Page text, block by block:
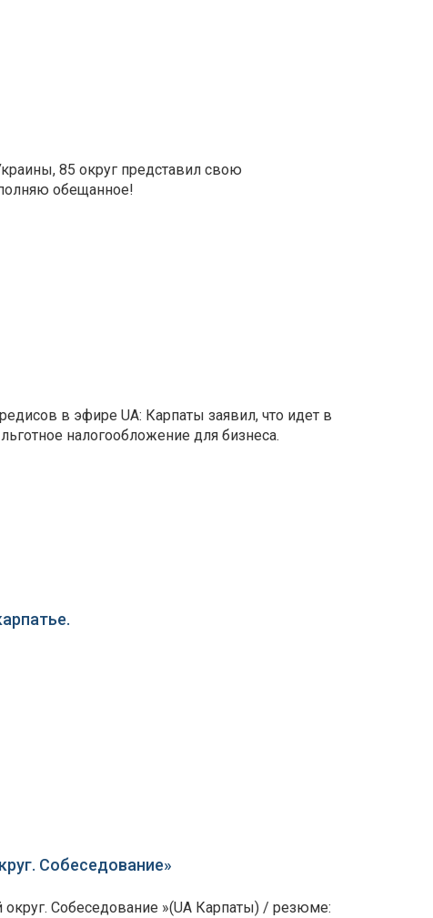
85 округ представил свою
обещанное!
в эфире UA: Карпаты заявил, что идет в
налогообложение для бизнеса.
Собеседование»
Собеседование »(UA Карпаты) / резюме: